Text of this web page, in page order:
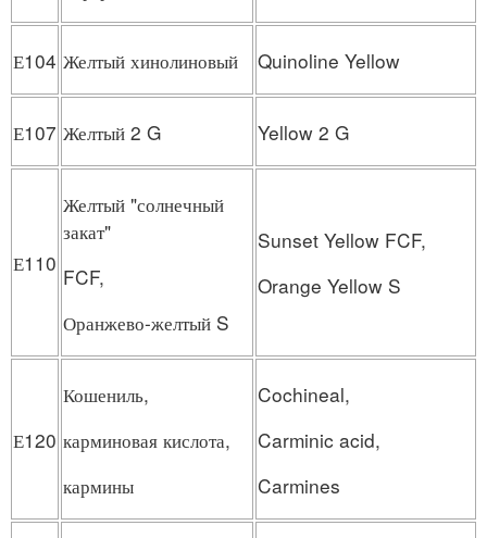
Е104 Желтый хинолиновый Quinoline Yellow
Е107 Желтый 2 G Yellow 2 G
Е110
Желтый "солнечный
закат"
FCF,
Оранжево-желтый S
Sunset Yellow FCF,
Orange Yellow S
Е120
Кошениль,
карминовая кислота,
кармины
Cochineal,
Carminic acid,
Carmines